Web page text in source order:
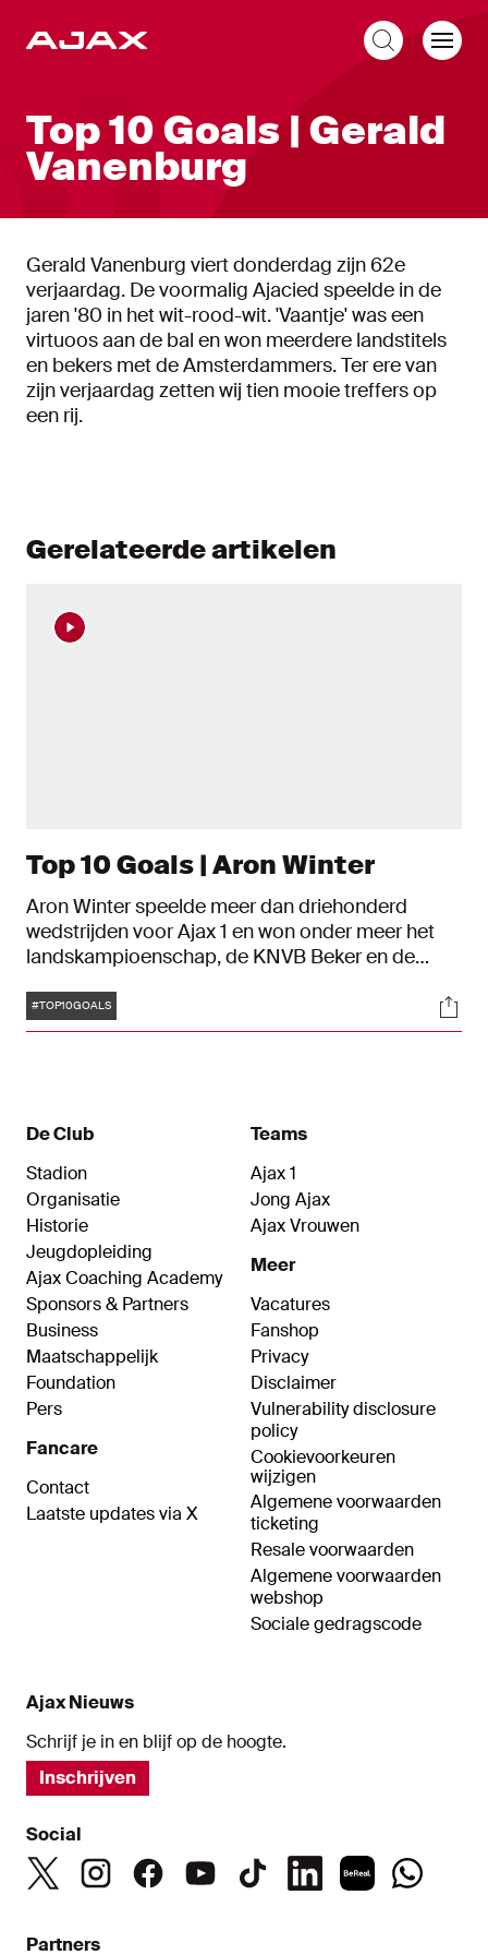
Top 10 Goals | Gerald
Vanenburg
Gerald Vanenburg viert donderdag zijn 62e
verjaardag. De voormalig Ajacied speelde in de
jaren '80 in het wit-rood-wit. 'Vaantje' was een
virtuoos aan de bal en won meerdere landstitels
en bekers met de Amsterdammers. Ter ere van
zijn verjaardag zetten wij tien mooie treffers op
een rij.
Gerelateerde artikelen
Top 10 Goals | Aron Winter
Aron Winter speelde meer dan driehonderd
wedstrijden voor Ajax 1 en won onder meer het
landskampioenschap, de KNVB Beker en de
zijn 59e verjaardag zetten wij tien mooie treffers
op een rij.
Tags
#TOP10GOALS
De Club
Stadion
Organisatie
Historie
Jeugdopleiding
Ajax Coaching Academy
Sponsors & Partners
Business
Maatschappelijk
Foundation
Pers
Fancare
Contact
Laatste updates via X
Teams
Ajax 1
Jong Ajax
Ajax Vrouwen
Meer
Vacatures
Fanshop
Privacy
Disclaimer
Vulnerability disclosure
policy
Cookievoorkeuren
wijzigen
Algemene voorwaarden
ticketing
Resale voorwaarden
Algemene voorwaarden
webshop
Sociale gedragscode
Ajax Nieuws
Schrijf je in en blijf op de hoogte.
Inschrijven
Social
Partners